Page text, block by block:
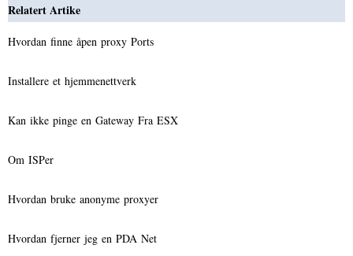
Relatert Artike
Hvordan finne åpen proxy Ports
Installere et hjemmenettverk
Kan ikke pinge en Gateway Fra ESX
Om ISPer
Hvordan bruke anonyme proxyer
Hvordan fjerner jeg en PDA Net